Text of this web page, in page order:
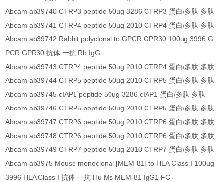
Abcam ab39740 CTRP3 peptide 50ug 3286 CTRP3 蛋白/多肽 多肽
Abcam ab39741 CTRP4 peptide 50ug 2010 CTRP4 蛋白/多肽 多肽
Abcam ab39742 Rabbit polyclonal to GPCR GPR30 100ug 3996 G
PCR GPR30 抗体 一抗 Rb IgG
Abcam ab39743 CTRP4 peptide 50ug 2010 CTRP4 蛋白/多肽 多肽
Abcam ab39744 CTRP5 peptide 50ug 2010 CTRP5 蛋白/多肽 多肽
Abcam ab39745 cIAP1 peptide 50ug 3286 cIAP1 蛋白/多肽 多肽
Abcam ab39746 CTRP5 peptide 50ug 2010 CTRP5 蛋白/多肽 多肽
Abcam ab39747 CTRP6 peptide 50ug 2010 CTRP6 蛋白/多肽 多肽
Abcam ab39748 CTRP6 peptide 50ug 2010 CTRP6 蛋白/多肽 多肽
Abcam ab39749 CTRP7 peptide 50ug 2010 CTRP7 蛋白/多肽 多肽
Abcam ab3975 Mouse monoclonal [MEM-81] to HLA Class I 100ug
3996 HLA Class I 抗体 一抗 Hu Ms MEM-81 IgG1 FC